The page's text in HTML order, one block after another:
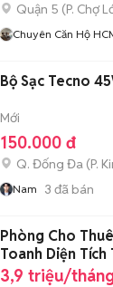
Quận 5 (P. Chợ
Chuyên Căn Hộ
Bộ Sạc Tecno
Mới
150.000 đ
Q. Đống Đa (P.
Nam 3 đã bán
Phòng Cho
Toanh Diện Tích
3,9 triệu/